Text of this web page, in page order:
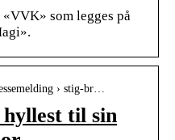
som legges på
› stig-br…
til sin